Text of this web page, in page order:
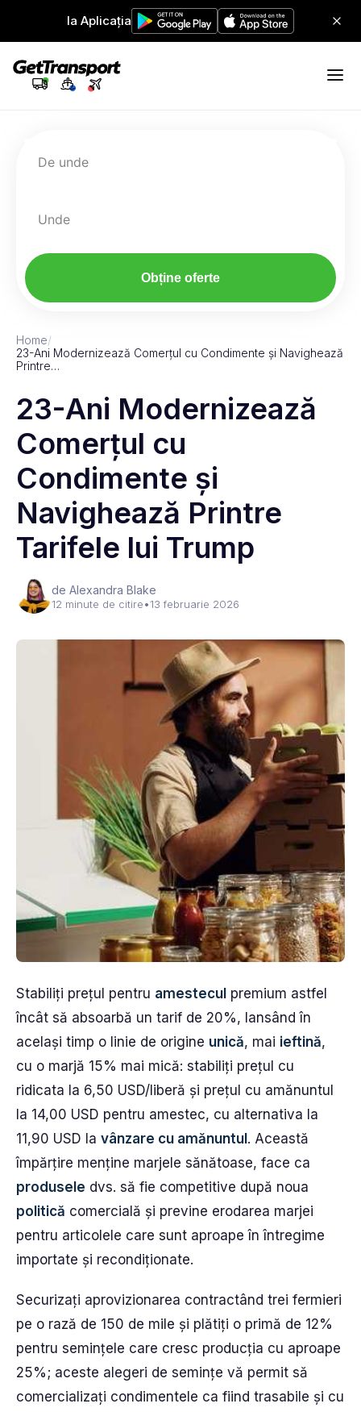
Ia Aplicația
De unde
Unde
Obține oferte
Home/
23-Ani Modernizează Comerțul cu Condimente și Navighează
Printre…
23-Ani Modernizează
Comerțul cu
Condimente și
Navighează Printre
Tarifele lui Trump
de Alexandra Blake
12 minute de citire•13 februarie 2026
Stabiliți prețul pentru amestecul premium astfel
încât să absoarbă un tarif de 20%, lansând în
același timp o linie de origine unică, mai ieftină,
cu o marjă 15% mai mică: stabiliți prețul cu
ridicata la 6,50 USD/liberă și prețul cu amănuntul
la 14,00 USD pentru amestec, cu alternativa la
11,90 USD la vânzare cu amănuntul . Această
împărțire menține marjele sănătoase, face ca
produsele dvs. să fie competitive după noua
politică comercială și previne erodarea marjei
pentru articolele care sunt aproape în întregime
importate și recondiționate.
Securizați aprovizionarea contractând trei fermieri
pe o rază de 150 de mile și plătiți o primă de 12%
pentru semințele care cresc producția cu aproape
25%; aceste alegeri de semințe vă permit să
comercializați condimentele ca fiind trasabile și cu